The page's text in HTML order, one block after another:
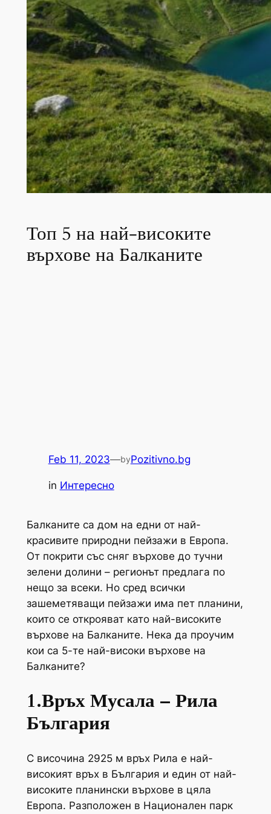
Топ 5 на най-високите
върхове на Балканите
Feb 11, 2023—byPozitivno.bg
in Интересно
Балканите са дом на едни от най-
красивите природни пейзажи в Европа.
От покрити със сняг върхове до тучни
зелени долини – регионът предлага по
нещо за всеки. Но сред всички
зашеметяващи пейзажи има пет планини,
които се открояват като най-високите
върхове на Балканите. Нека да проучим
кои са 5-те най-високи върхове на
Балканите?
1.Връх Мусала – Рила
България
С височина 2925 м връх Рила е най-
високият връх в България и един от най-
високите планински върхове в цяла
Европа. Разположен в Национален парк